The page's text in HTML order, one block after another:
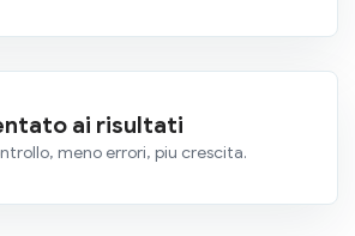
ai risultati
meno errori, piu crescita.